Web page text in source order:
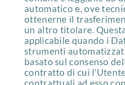
automatico e, ove
ottenerne il
un altro titolare.
applicabile quando i
strumenti
basato sul consenso
contratto di cui